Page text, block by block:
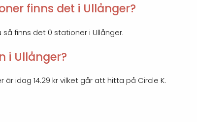
finns det i Ullånger?
finns det 0 stationer i Ullånger.
i Ullånger?
idag 14.29 kr vilket går att hitta på Circle K.